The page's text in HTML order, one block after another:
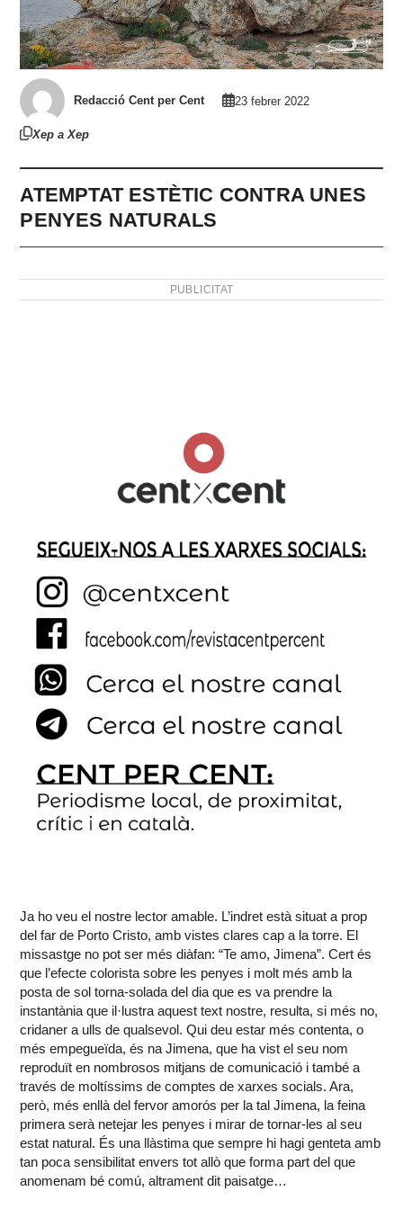
Redacció Cent per Cent 23 febrer 2022
Xep a Xep
ATEMPTAT ESTÈTIC CONTRA UNES
PENYES NATURALS
PUBLICITAT
Ja ho veu el nostre lector amable. L’indret està situat a prop
del far de Porto Cristo, amb vistes clares cap a la torre. El
missastge no pot ser més diàfan: “Te amo, Jimena”. Cert és
que l’efecte colorista sobre les penyes i molt més amb la
posta de sol torna-solada del dia que es va prendre la
instantània que il·lustra aquest text nostre, resulta, si més no,
cridaner a ulls de qualsevol. Qui deu estar més contenta, o
més empegueïda, és na Jimena, que ha vist el seu nom
reproduït en nombrosos mitjans de comunicació i també a
través de moltíssims de comptes de xarxes socials. Ara,
però, més enllà del fervor amorós per la tal Jimena, la feina
primera serà netejar les penyes i mirar de tornar-les al seu
estat natural. És una llàstima que sempre hi hagi genteta amb
tan poca sensibilitat envers tot allò que forma part del que
anomenam bé comú, altrament dit paisatge…